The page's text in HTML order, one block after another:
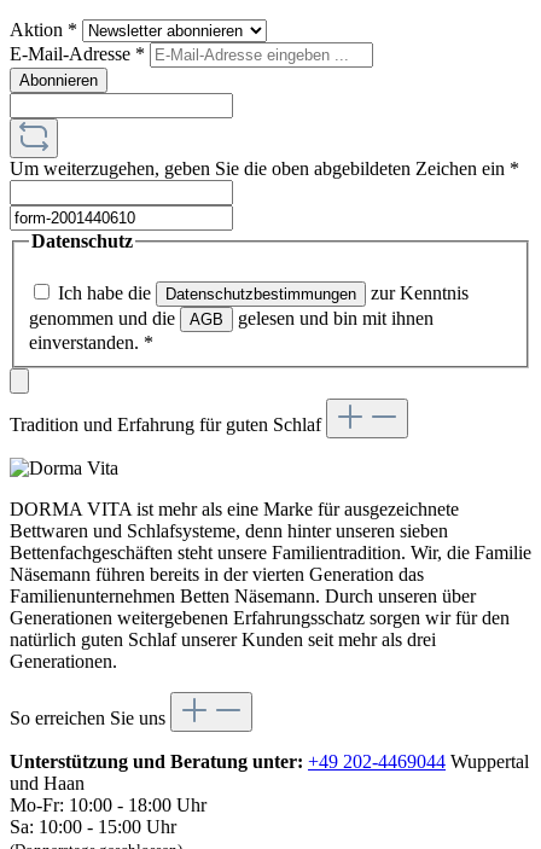
Aktion *
E-Mail-Adresse *
Abonnieren
Um weiterzugehen, geben Sie die oben abgebildeten Zeichen ein *
Datenschutz
Ich habe die Datenschutzbestimmungen
zur Kenntnis
genommen und die
AGB
gelesen und bin mit ihnen
einverstanden. *
Tradition und Erfahrung für guten Schlaf
DORMA VITA ist mehr als eine Marke für ausgezeichnete
Bettwaren und Schlafsysteme, denn hinter unseren sieben
Bettenfachgeschäften steht unsere Familientradition. Wir, die Familie
Näsemann führen bereits in der vierten Generation das
Familienunternehmen Betten Näsemann. Durch unseren über
Generationen weitergebenen Erfahrungsschatz sorgen wir für den
natürlich guten Schlaf unserer Kunden seit mehr als drei
Generationen.
So erreichen Sie uns
Unterstützung und Beratung unter: +49 202-4469044 Wuppertal
und Haan
Mo-Fr: 10:00 - 18:00 Uhr
Sa: 10:00 - 15:00 Uhr